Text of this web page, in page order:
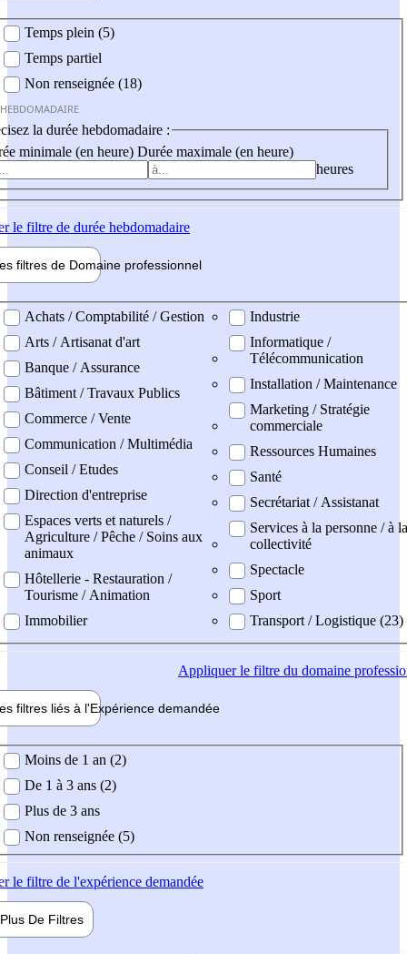
Temps plein (5)
Temps partiel
Non renseignée (18)
la durée hebdomadaire :
minimale (en heure) Durée maximale (en heure)
heures
le filtre de durée hebdomadaire
filtres de Domaine professionnel
professionel
Achats / Comptabilité / Gestion
Arts / Artisanat d'art
Banque / Assurance
Bâtiment / Travaux Publics
Commerce / Vente
Communication / Multimédia
Conseil / Etudes
Direction d'entreprise
Espaces verts et naturels /
Agriculture / Pêche / Soins aux
animaux
Hôtellerie - Restauration /
Tourisme / Animation
Immobilier
Industrie
Informatique /
Télécommunication
Installation / Maintenance
Marketing / Stratégie
commerciale
Ressources Humaines
Santé
Secrétariat / Assistanat
Services à la personne / à la
collectivité
Spectacle
Sport
Transport / Logistique (23)
Appliquerle filtre du domaine
filtres liés à l'Expérience demandée
demandée
Moins de 1 an (2)
De 1 à 3 ans (2)
Plus de 3 ans
Non renseignée (5)
le filtre de l'expérience demandée
Plus De Filtres